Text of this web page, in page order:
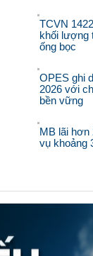
TCVN
khối lượng
ống bọc
OPES ghi
2026 với
bền vững
MB lãi hơn
vụ khoảng